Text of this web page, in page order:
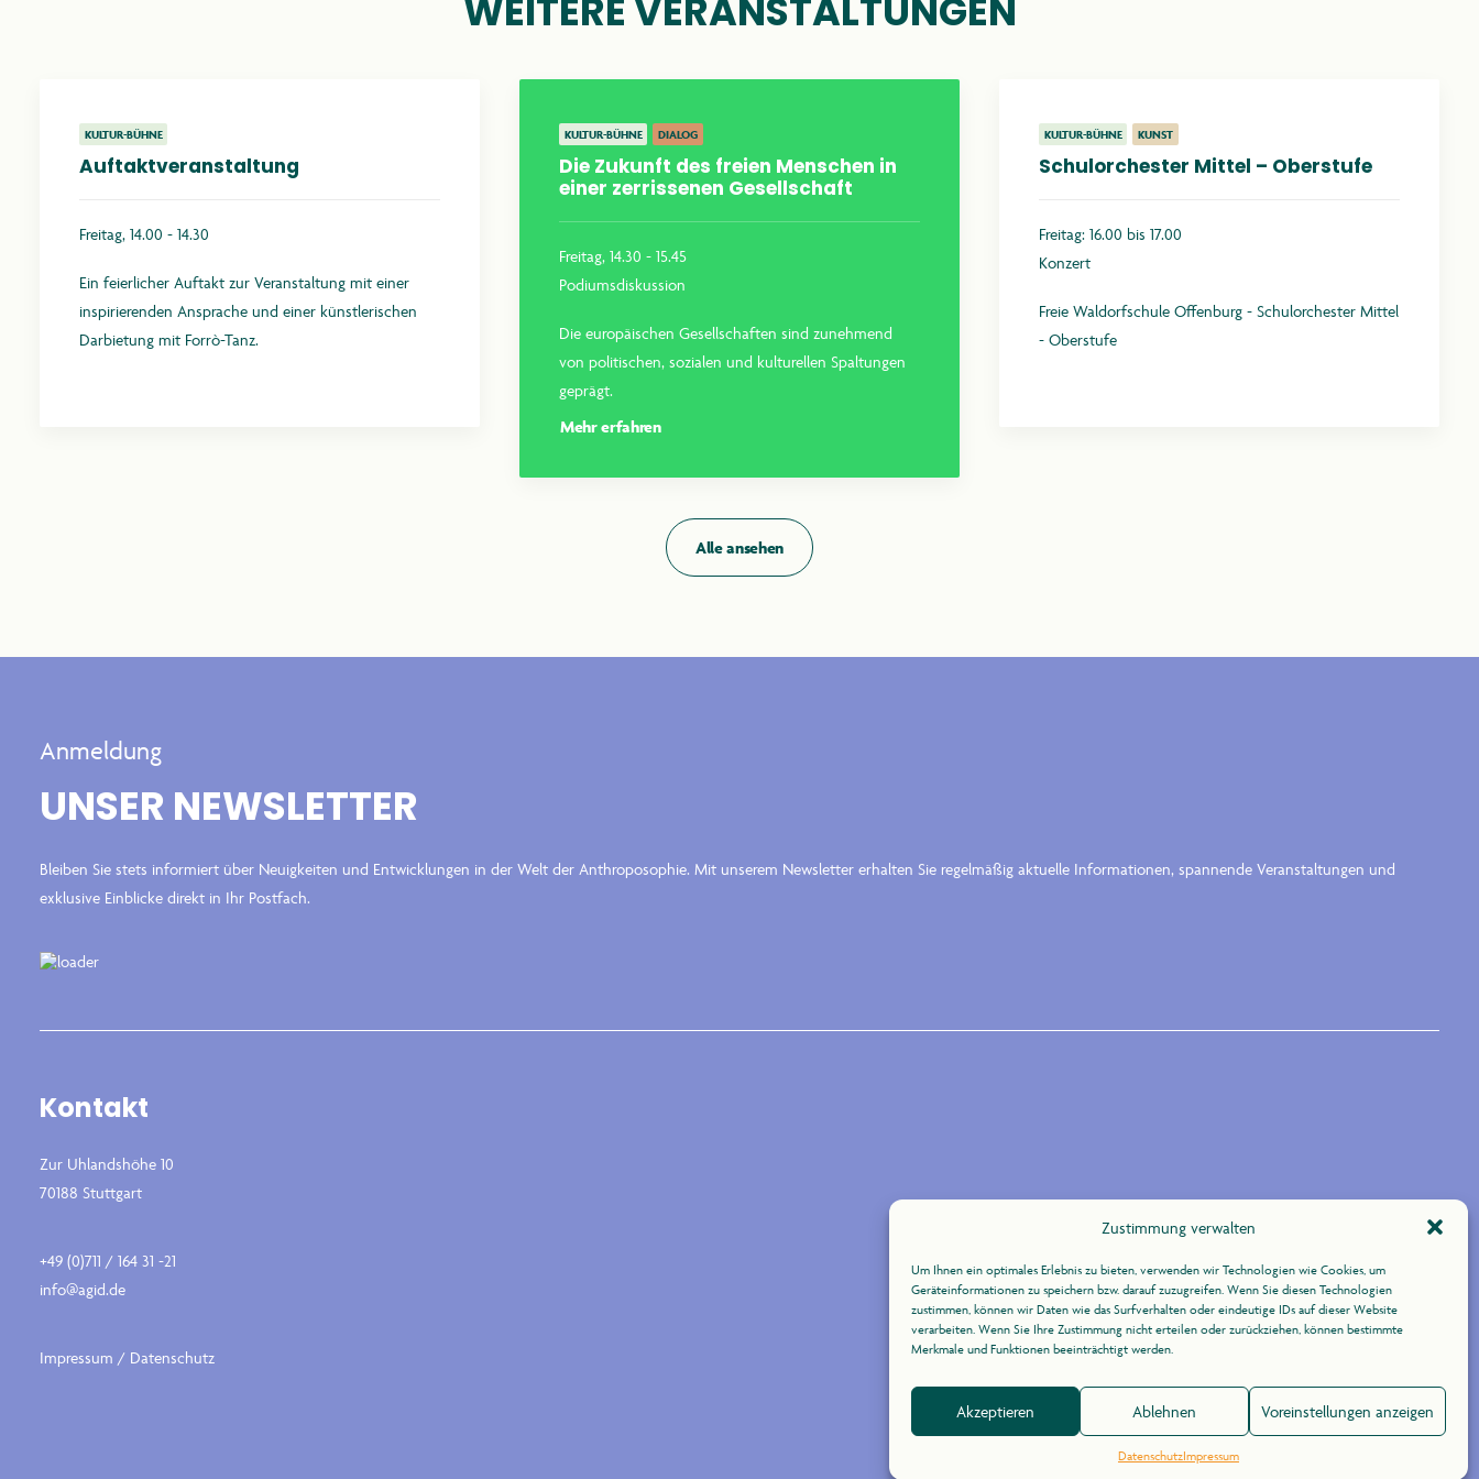
Zustimmung verwalten
Um Ihnen ein optimales Erlebnis zu bieten, verwenden wir Technologien wie Cookies, um
Geräteinformationen zu speichern bzw. darauf zuzugreifen. Wenn Sie diesen Technologien
zustimmen, können wir Daten wie das Surfverhalten oder eindeutige IDs auf dieser Website
verarbeiten. Wenn Sie Ihre Zustimmung nicht erteilen oder zurückziehen, können bestimmte
Merkmale und Funktionen beeinträchtigt werden.
Akzeptieren Ablehnen Voreinstellungen anzeigen
DatenschutzImpressum
KONTAKT
WEITERE VERANSTALTUNGEN
KULTUR-BÜHNE
Auftaktveranstaltung
Freitag, 14.00 - 14.30
Ein feierlicher Auftakt zur Veranstaltung mit einer
inspirierenden Ansprache und einer künstlerischen
Darbietung mit Forrò-Tanz.
KULTUR-BÜHNE DIALOG
Die Zukunft des freien Menschen in
einer zerrissenen Gesellschaft
Freitag, 14.30 - 15.45
Podiumsdiskussion
Die europäischen Gesellschaften sind zunehmend
von politischen, sozialen und kulturellen Spaltungen
geprägt.
Mehr erfahren
KULTUR-BÜHNE KUNST
Schulorchester Mittel – Oberstufe
Freitag: 16.00 bis 17.00
Konzert
Freie Waldorfschule Offenburg - Schulorchester Mittel
- Oberstufe
Alle ansehen
Anmeldung
UNSER NEWSLETTER
Bleiben Sie stets informiert über Neuigkeiten und Entwicklungen in der Welt der Anthroposophie. Mit unserem Newsletter erhalten Sie regelmäßig aktuelle Informationen, spannende Veranstaltungen und
exklusive Einblicke direkt in Ihr Postfach.
Kontakt
Zur Uhlandshöhe 10
70188 Stuttgart
+49 (0)711 / 164 31 -21
info@agid.de
Impressum / Datenschutz